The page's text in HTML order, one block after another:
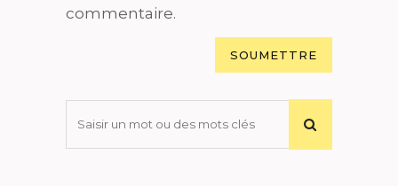
commentaire.